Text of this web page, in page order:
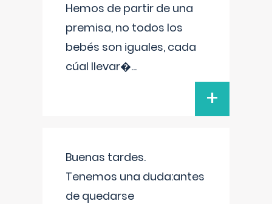
Hemos de partir de una
premisa, no todos los
bebés son iguales, cada
cúal llevar�...
+
Buenas tardes.
Tenemos una duda:antes
de quedarse